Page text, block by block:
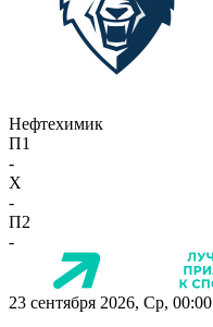
Нефтехимик
П1
-
X
-
П2
-
23 сентября 2026, Ср, 00:00